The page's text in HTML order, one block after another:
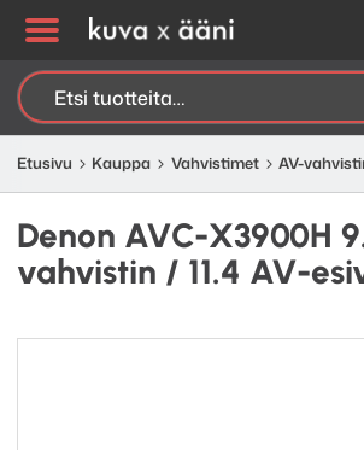
Etsi:
Etusivu Kauppa Vahvistimet AV-
Denon AVC-X3900H
vahvistin / 11.4 AV-